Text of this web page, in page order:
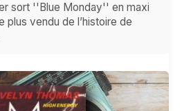
sort ''Blue Monday'' en maxi
plus vendu de l’histoire de